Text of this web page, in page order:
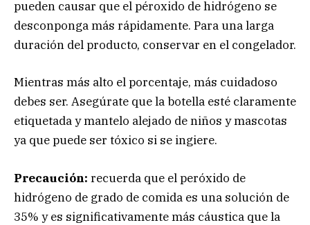
pueden causar que el péroxido de hidrógeno se
desconponga más rápidamente. Para una larga
duración del producto, conservar en el congelador.
Mientras más alto el porcentaje, más cuidadoso
debes ser. Asegúrate que la botella esté claramente
etiquetada y mantelo alejado de niños y mascotas
ya que puede ser tóxico si se ingiere.
Precaución: recuerda que el peróxido de
hidrógeno de grado de comida es una solución de
35% y es significativamente más cáustica que la